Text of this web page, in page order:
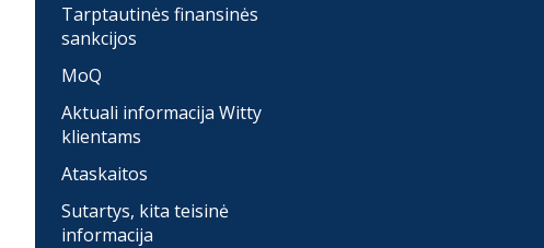
Tarptautinės finansinės
sankcijos
MoQ
Aktuali informacija Witty
klientams
Ataskaitos
Sutartys, kita teisinė
informacija